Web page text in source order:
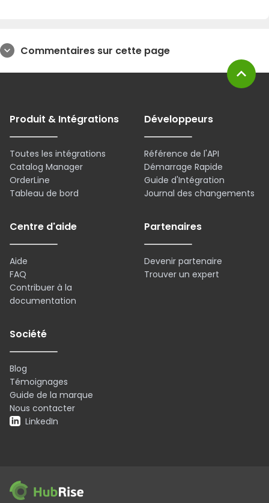
expand_more Commentaires sur cette page
Produit & Intégrations
Toutes les intégrations
Catalog Manager
OrderLine
Tableau de bord
Développeurs
Référence de l'API
Démarrage Rapide
Guide d'Intégration
Journal des changements
Centre d'aide
Aide
FAQ
Contribuer à la
documentation
Partenaires
Devenir partenaire
Trouver un expert
Société
Blog
Témoignages
Guide de la marque
Nous contacter
LinkedIn
expand_less